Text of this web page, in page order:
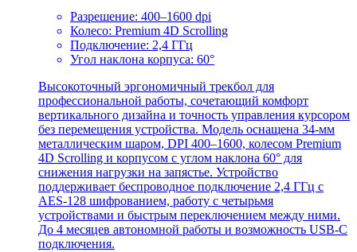
Разрешение: 400–1600 dpi
Колесо: Premium 4D Scrolling
Подключение: 2,4 ГГц
Угол наклона корпуса: 60°
Высокоточный эргономичный трекбол для
профессиональной работы, сочетающий комфорт
вертикального дизайна и точность управления курсором
без перемещения устройства. Модель оснащена 34-мм
металлическим шаром, DPI 400–1600, колесом Premium
4D Scrolling и корпусом с углом наклона 60° для
снижения нагрузки на запястье. Устройство
поддерживает беспроводное подключение 2,4 ГГц с
AES-128 шифрованием, работу с четырьмя
устройствами и быстрым переключением между ними.
До 4 месяцев автономной работы и возможность USB-C
подключения.